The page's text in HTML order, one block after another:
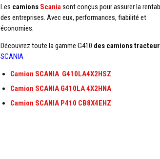
Les camions Scaniasont conçus pour assurer la
des entreprises. Avec eux, performances, fiabilité et
économies.
Découvrez toute la gamme G410 des camions
SCANIA
Camion SCANIA G410LA4X2HSZ
Camion SCANIA G410LA 4X2HNA
Camion SCANIA P410 CB8X4EHZ